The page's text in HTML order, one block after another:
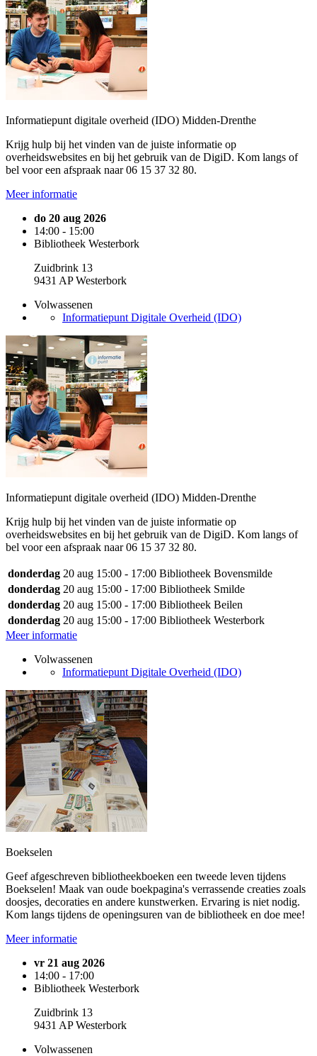
Informatiepunt digitale overheid (IDO) Midden-Drenthe
Krijg hulp bij het vinden van de juiste informatie op
overheidswebsites en bij het gebruik van de DigiD. Kom langs of
bel voor een afspraak naar 06 15 37 32 80.
Meer informatie
do 20 aug 2026
14:00 - 15:00
Bibliotheek Westerbork
Zuidbrink 13
9431 AP Westerbork
Volwassenen
Informatiepunt Digitale Overheid (IDO)
Informatiepunt digitale overheid (IDO) Midden-Drenthe
Krijg hulp bij het vinden van de juiste informatie op
overheidswebsites en bij het gebruik van de DigiD. Kom langs of
bel voor een afspraak naar 06 15 37 32 80.
donderdag 20 aug 15:00 - 17:00 Bibliotheek Bovensmilde
donderdag 20 aug 15:00 - 17:00 Bibliotheek Smilde
donderdag 20 aug 15:00 - 17:00 Bibliotheek Beilen
donderdag 20 aug 15:00 - 17:00 Bibliotheek Westerbork
Meer informatie
Volwassenen
Informatiepunt Digitale Overheid (IDO)
Boekselen
Geef afgeschreven bibliotheekboeken een tweede leven tijdens
Boekselen! Maak van oude boekpagina's verrassende creaties zoals
doosjes, decoraties en andere kunstwerken. Ervaring is niet nodig.
Kom langs tijdens de openingsuren van de bibliotheek en doe mee!
Meer informatie
vr 21 aug 2026
14:00 - 17:00
Bibliotheek Westerbork
Zuidbrink 13
9431 AP Westerbork
Volwassenen